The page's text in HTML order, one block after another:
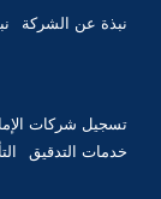
نبذة عن الشركة
تسجيل شركات
خدمات التدقيق